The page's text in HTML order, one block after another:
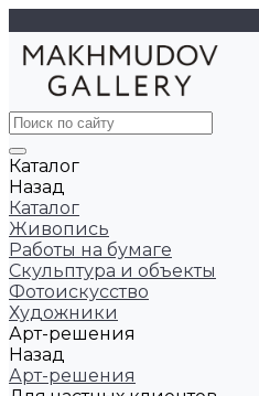
Каталог
Назад
Каталог
Живопись
Работы на бумаге
Скульптура и объекты
Фотоискусство
Художники
Арт-решения
Назад
Арт-решения